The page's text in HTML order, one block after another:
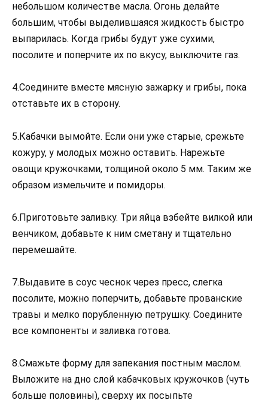
небольшом количестве масла. Огонь делайте
большим, чтобы выделившаяся жидкость быстро
выпарилась. Когда грибы будут уже сухими,
посолите и поперчите их по вкусу, выключите газ.
4.Соедините вместе мясную зажарку и грибы, пока
отставьте их в сторону.
5.Кабачки вымойте. Если они уже старые, срежьте
кожуру, у молодых можно оставить. Нарежьте
овощи кружочками, толщиной около 5 мм. Таким же
образом измельчите и помидоры.
6.Приготовьте заливку. Три яйца взбейте вилкой или
венчиком, добавьте к ним сметану и тщательно
перемешайте.
7.Выдавите в соус чеснок через пресс, слегка
посолите, можно поперчить, добавьте прованские
травы и мелко порубленную петрушку. Соедините
все компоненты и заливка готова.
8.Смажьте форму для запекания постным маслом.
Выложите на дно слой кабачковых кружочков (чуть
больше половины), сверху их посыпьте